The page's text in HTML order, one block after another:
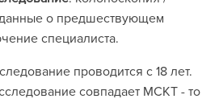
о предшествующем
специалиста.
проводится с 18 лет.
совпадает МСКТ - то